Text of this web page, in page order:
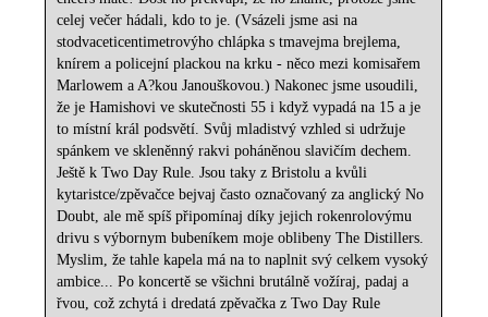
celej večer hádali, kdo to je. (Vsázeli jsme asi na
stodvaceticentimetrovýho chlápka s tmavejma brejlema,
knírem a policejní plackou na krku - něco mezi komisařem
Marlowem a A?kou Janouškovou.) Nakonec jsme usoudili,
že je Hamishovi ve skutečnosti 55 i když vypadá na 15 a je
to místní král podsvětí. Svůj mladistvý vzhled si udržuje
spánkem ve skleněnný rakvi poháněnou slavičím dechem.
Ještě k Two Day Rule. Jsou taky z Bristolu a kvůli
kytaristce/zpěvačce bejvaj často označovaný za anglický No
Doubt, ale mě spíš připomínaj díky jejich rokenrolovýmu
drivu s výbornym bubeníkem moje oblibeny The Distillers.
Myslim, že tahle kapela má na to naplnit svý celkem vysoký
ambice... Po koncertě se všichni brutálně vožíraj, padaj a
řvou, což zchytá i dredatá zpěvačka z Two Day Rule